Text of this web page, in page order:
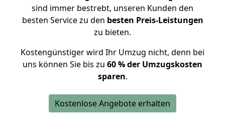
sind immer bestrebt, unseren Kunden den
besten Service zu den besten Preis-Leistungen
zu bieten.
Kostengünstiger wird Ihr Umzug nicht, denn bei
uns können Sie bis zu 60 % der Umzugskosten
sparen.
Kostenlose Angebote erhalten